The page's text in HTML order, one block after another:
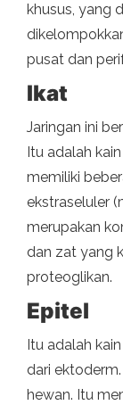
khusus, yang
pusat dan
Ikat
Jaringan ini
Itu adalah
memiliki
ekstraseluler
merupakan
dan zat yang
proteoglikan.
Epitel
Itu adalah
dari
hewan. Itu